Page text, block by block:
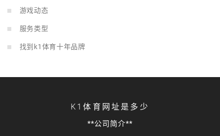
游戏动态
服务类型
找到k1体育十年品牌
K1体育网址是多少
**公司简介**